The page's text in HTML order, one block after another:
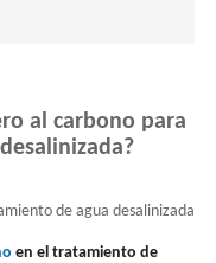
al carbono para
de agua desalinizada
en el tratamiento de